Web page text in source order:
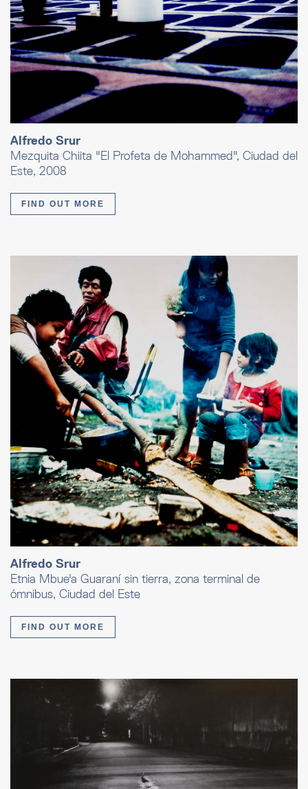
Alfredo Srur
Mezquita Chiita "El Profeta de Mohammed", Ciudad del
Este, 2008
FIND OUT MORE
Alfredo Srur
Etnia Mbue'a Guaraní sin tierra, zona terminal de
ómnibus, Ciudad del Este
FIND OUT MORE